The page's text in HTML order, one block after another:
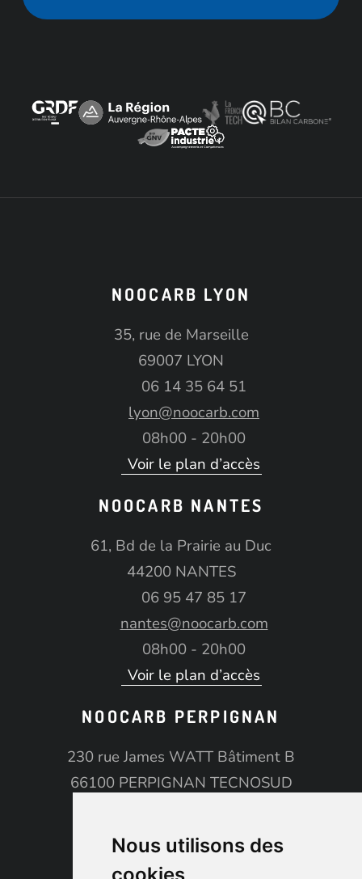
Nous utilisons des
NOOCARB LYON
35, rue de Marseille
69007 LYON
06 14 35 64 51
lyon@noocarb.com
08h00 - 20h00
Voir le plan d’accès
NOOCARB NANTES
61, Bd de la Prairie au Duc
44200 NANTES
06 95 47 85 17
nantes@noocarb.com
08h00 - 20h00
Voir le plan d’accès
NOOCARB PERPIGNAN
230 rue James WATT Bâtiment B
66100 PERPIGNAN TECNOSUD
perpignan@noocarb.com